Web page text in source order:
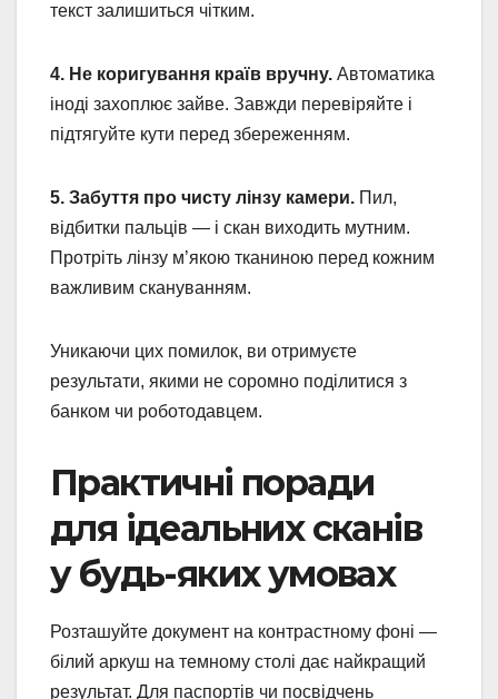
текст залишиться чітким.
4. Не коригування країв вручну. Автоматика
іноді захоплює зайве. Завжди перевіряйте і
підтягуйте кути перед збереженням.
5. Забуття про чисту лінзу камери. Пил,
відбитки пальців — і скан виходить мутним.
Протріть лінзу м’якою тканиною перед кожним
важливим скануванням.
Уникаючи цих помилок, ви отримуєте
результати, якими не соромно поділитися з
банком чи роботодавцем.
Практичні поради
для ідеальних сканів
у будь-яких умовах
Розташуйте документ на контрастному фоні —
білий аркуш на темному столі дає найкращий
результат. Для паспортів чи посвідчень